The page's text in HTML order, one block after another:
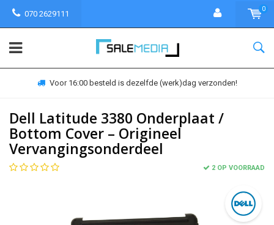
070 2629111
0
Voor 16:00 besteld is dezelfde (werk)dag verzonden!
Dell Latitude 3380 Onderplaat /
Bottom Cover – Origineel
Vervangingsonderdeel
2 OP VOORRAAD